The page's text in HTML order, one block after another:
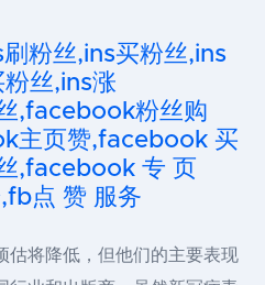
粉丝,ins买粉丝,ins
丝,ins涨
,facebook粉丝购
主页赞,facebook 买
,facebook 专 页
点 赞 服务
估将降低，但他们的主要表现